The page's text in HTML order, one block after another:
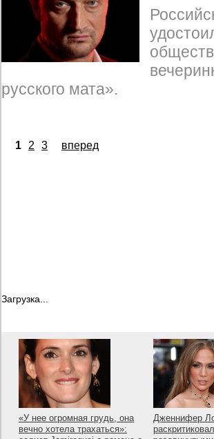
русского мата».
1 2 3 вперед
Загрузка...
«У нее огромная грудь, она
вечно хотела трахаться»:
Дженнифер